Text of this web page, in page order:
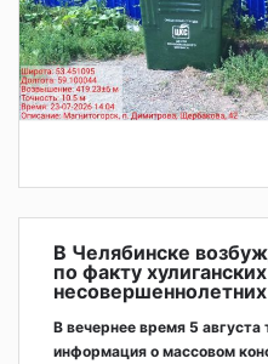
В Челябинске
по факту
несовершеннолетних
В вечернее время 5 августа
информация о массовом